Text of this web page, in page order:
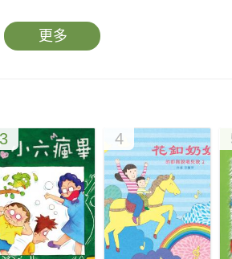
，馬路被他走過以後很容易壞掉需要修
不小心把東西給掃壞，學校因此接到好多
默，圖畫風格鮮明，以小雷龍這個不
者走進一個奇妙的世界，同時也埋下一些
誼的價值與如何解決問題。隨書附贈的
報，描述世界上某些地區的孩子，他們不
滿艱辛，有的新鮮有趣，讓孩子閱讀後，
更多
3 4